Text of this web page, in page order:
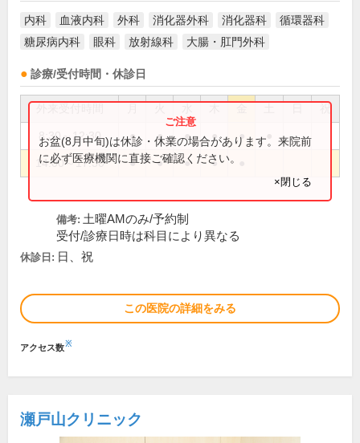
内科 血液内科 外科 消化器外科 消化器科
循環器科
糖尿病内科
眼科 放射線科 大腸・肛門外科
診療/受付時間・休診日
祝
8:30～12:30 ● ● ● ● ●
14:00～17:30 ● ● ● ●
お盆(8月中旬)は休診・休業の場合があります。来院前
に必ず医療機関に直接ご確認ください。
×閉じる
備考: 土曜AMのみ/予約制
受付/診療日時は科目により異なる
休診日: 日、祝
この医院の詳細をみる
アクセス数※
瀬戸山クリニック